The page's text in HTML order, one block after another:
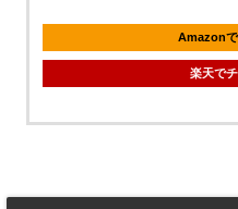
Amazon
楽天で